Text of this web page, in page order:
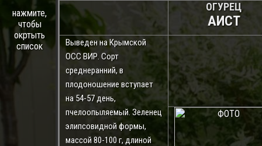
нажмите,
чтобы
окртыть
список
ОГУРЕЦ
АИСТ
Выведен на Крымской
ОСС ВИР. Сорт
среднеранний, в
плодоношение вступает
на 54-57 день,
пчелоопыляемый. Зеленец
элипсовидной формы,
массой 80-100 г, длиной